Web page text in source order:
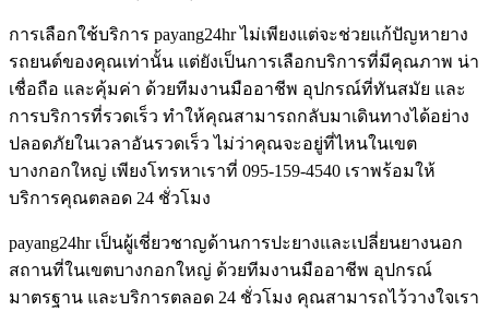
การเลือกใช้บริการ payang24hr ไม่เพียงแต่จะช่วยแก้ปัญหายาง
รถยนต์ของคุณเท่านั้น แต่ยังเป็นการเลือกบริการที่มีคุณภาพ น่า
เชื่อถือ และคุ้มค่า ด้วยทีมงานมืออาชีพ อุปกรณ์ที่ทันสมัย และ
การบริการที่รวดเร็ว ทำให้คุณสามารถกลับมาเดินทางได้อย่าง
ปลอดภัยในเวลาอันรวดเร็ว ไม่ว่าคุณจะอยู่ที่ไหนในเขต
บางกอกใหญ่ เพียงโทรหาเราที่ 095-159-4540 เราพร้อมให้
บริการคุณตลอด 24 ชั่วโมง
payang24hr เป็นผู้เชี่ยวชาญด้านการปะยางและเปลี่ยนยางนอก
สถานที่ในเขตบางกอกใหญ่ ด้วยทีมงานมืออาชีพ อุปกรณ์
มาตรฐาน และบริการตลอด 24 ชั่วโมง คุณสามารถไว้วางใจเรา